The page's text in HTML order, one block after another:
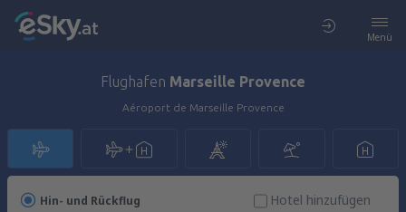
Menü
Flughafen Marseille Provence
Aéroport de Marseille Provence
Hin- und Rückflug
Hotel hinzufügen